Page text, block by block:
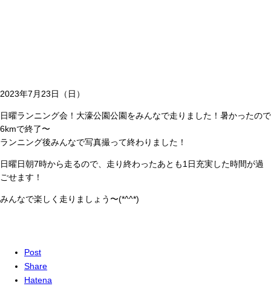
2023年7月23日（日）
日曜ランニング会！大濠公園公園をみんなで走りました！暑かったので
6kmで終了〜
ランニング後みんなで写真撮って終わりました！
日曜日朝7時から走るので、走り終わったあとも1日充実した時間が過
ごせます！
みんなで楽しく走りましょう〜(*^^*)
Post
Share
Hatena